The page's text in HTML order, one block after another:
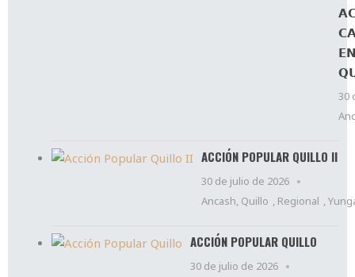
30
ACCIÓN POPULAR QUILLO II
30 de julio de 2026
Ancash, Quillo , Regional ,
ACCIÓN POPULAR QUILLO
30 de julio de 2026